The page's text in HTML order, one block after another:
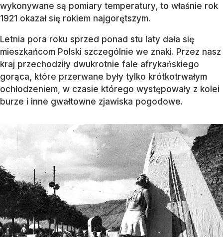
wykonywane są pomiary temperatury, to właśnie rok
1921 okazał się rokiem najgorętszym.
Letnia pora roku sprzed ponad stu laty dała się
mieszkańcom Polski szczególnie we znaki. Przez nasz
kraj przechodziły dwukrotnie fale afrykańskiego
gorąca, które przerwane były tylko krótkotrwałym
ochłodzeniem, w czasie którego występowały z kolei
burze i inne gwałtowne zjawiska pogodowe.